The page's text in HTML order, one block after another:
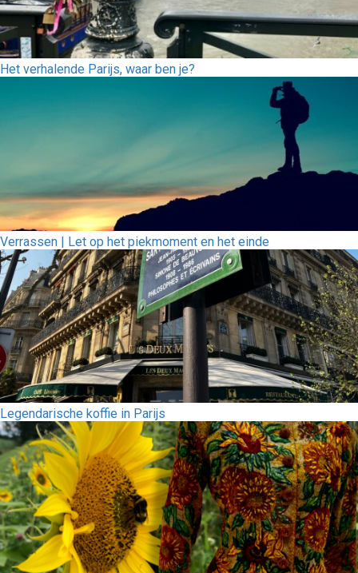
Het verhalende Parijs, waar ben je?
Verrassen | Let op het piekmoment en het einde
Legendarische koffie in Parijs